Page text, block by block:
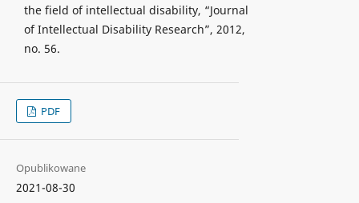
the field of intellectual disability, “Journal
of Intellectual Disability Research”, 2012,
no. 56.
PDF
Opublikowane
2021-08-30